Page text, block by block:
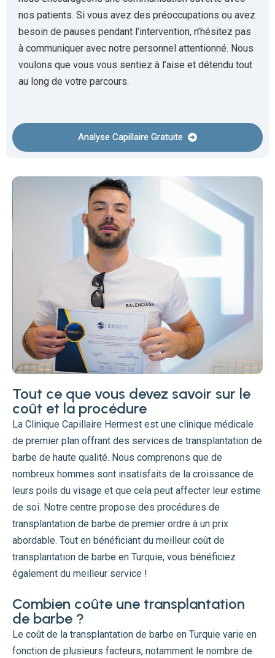
nos patients. Si vous avez des préoccupations ou avez
besoin de pauses pendant l’intervention, n’hésitez pas
à communiquer avec notre personnel attentionné. Nous
voulons que vous vous sentiez à l’aise et détendu tout
au long de votre parcours.
Analyse Capillaire Gratuite
Tout ce que vous devez savoir sur le
coût et la procédure
La Clinique Capillaire Hermest est une clinique médicale
de premier plan offrant des services de transplantation de
barbe de haute qualité. Nous comprenons que de
nombreux hommes sont insatisfaits de la croissance de
leurs poils du visage et que cela peut affecter leur estime
de soi. Notre centre propose des procédures de
transplantation de barbe de premier ordre à un prix
abordable. Tout en bénéficiant du meilleur coût de
transplantation de barbe en Turquie, vous bénéficiez
également du meilleur service !
Combien coûte une transplantation
de barbe ?
Le coût de la transplantation de barbe en Turquie varie en
fonction de plusieurs facteurs, notamment le nombre de